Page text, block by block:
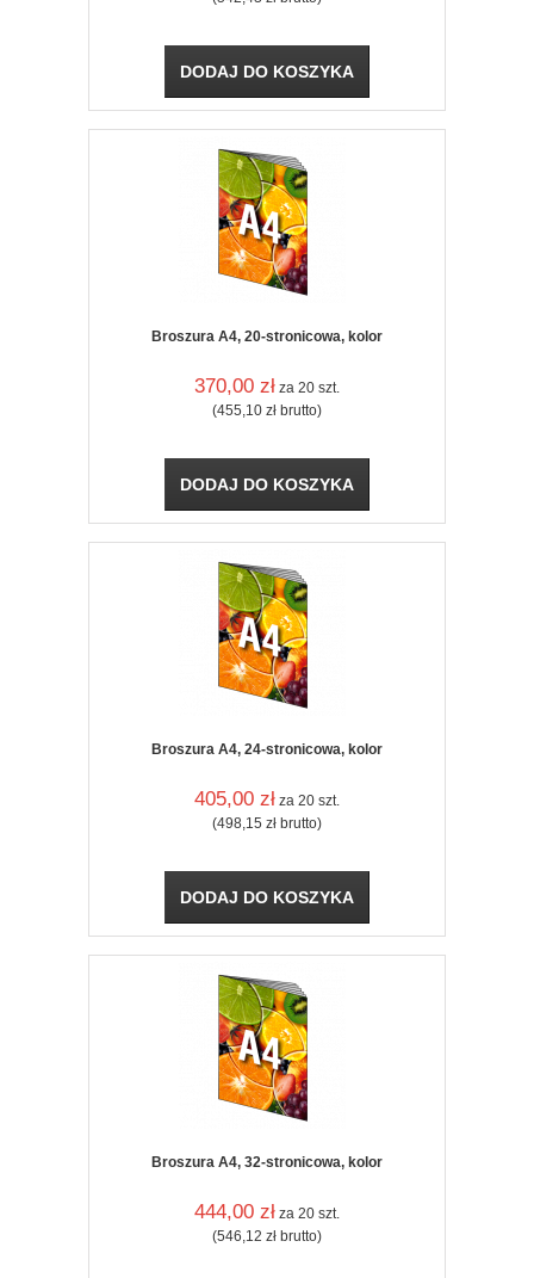
DODAJ DO KOSZYKA
Broszura A4, 20-stronicowa, kolor
370,00 zł za 20 szt.
(455,10 zł brutto)
DODAJ DO KOSZYKA
Broszura A4, 24-stronicowa, kolor
405,00 zł za 20 szt.
(498,15 zł brutto)
DODAJ DO KOSZYKA
Broszura A4, 32-stronicowa, kolor
444,00 zł za 20 szt.
(546,12 zł brutto)